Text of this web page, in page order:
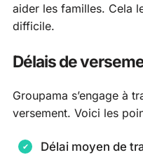
aider les familles. Cela
difficile.
Délais de
Groupama s’engage à
versement. Voici les
Délai moyen de